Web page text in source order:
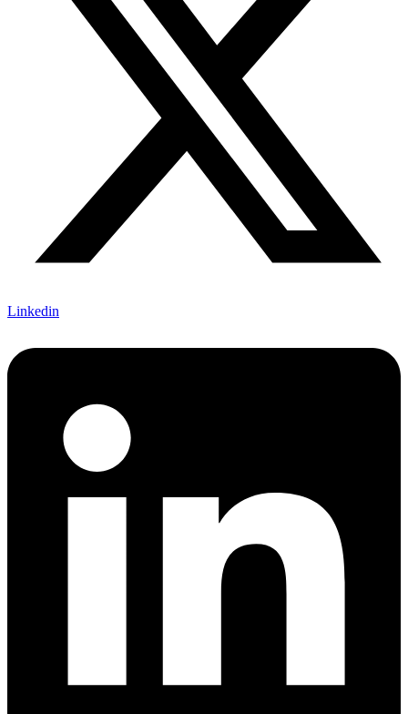
Linkedin